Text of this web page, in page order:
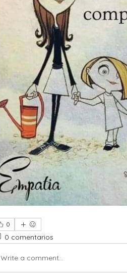
0
0 comentarios
Write a comment...